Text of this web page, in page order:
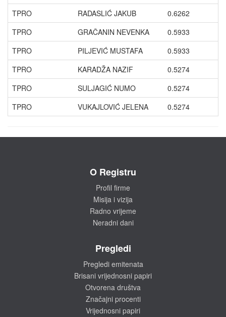
TPRO
RADASLIĆ JAKUB
0.6262
TPRO
GRAČANIN NEVENKA
0.5933
TPRO
PILJEVIĆ MUSTAFA
0.5933
TPRO
KARADŽA NAZIF
0.5274
TPRO
SULJAGIĆ NUMO
0.5274
TPRO
VUKAJLOVIĆ JELENA 0.5274
O Registru
Profil firme
Misija i vizija
Radno vrijeme
Neradni dani
Pregledi
Pregledi emitenata
Brisani vrijednosni papiri
Otvorena društva
Značajni procenti
Vrijednosni papiri